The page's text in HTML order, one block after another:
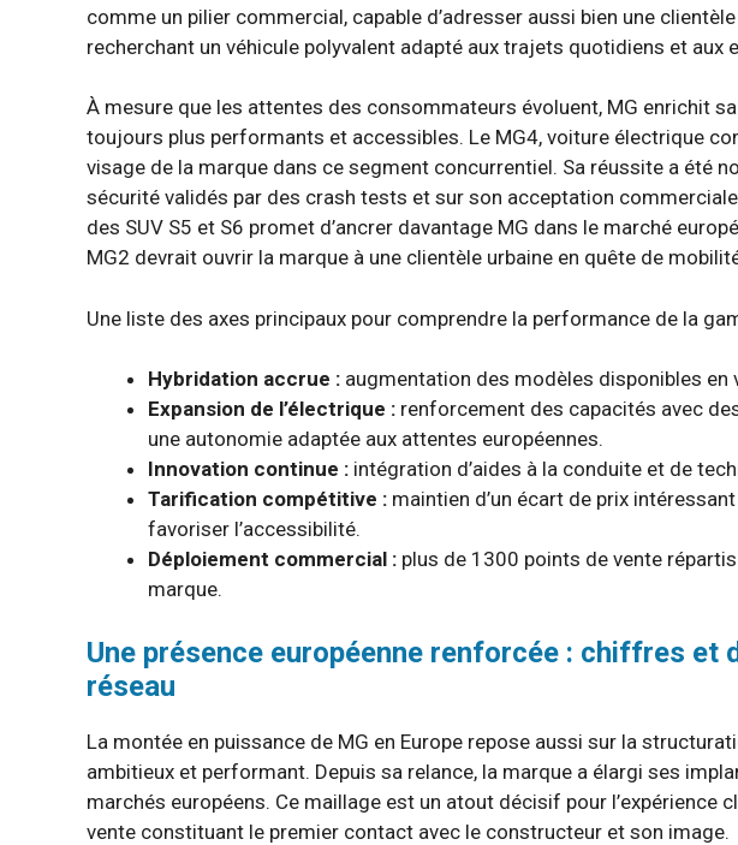
comme un pilier commercial, capable d’adresser aussi bien une
recherchant un véhicule polyvalent adapté aux trajets quotidiens et aux
À mesure que les attentes des consommateurs évoluent, MG enrichit
toujours plus performants et accessibles. Le MG4, voiture électrique
visage de la marque dans ce segment concurrentiel. Sa réussite a été
sécurité validés par des crash tests et sur son acceptation
des SUV S5 et S6 promet d’ancrer davantage MG dans le marché
MG2 devrait ouvrir la marque à une clientèle urbaine en quête de
Une liste des axes principaux pour comprendre la performance de la
Hybridation accrue : augmentation des modèles disponibles en
Expansion de l’électrique : renforcement des capacités avec
une autonomie adaptée aux attentes européennes.
Innovation continue : intégration d’aides à la conduite et de
Tarification compétitive : maintien d’un écart de prix
favoriser l’accessibilité.
Déploiement commercial : plus de 1300 points de vente
marque.
Une présence européenne renforcée : chiffres et
réseau
La montée en puissance de MG en Europe repose aussi sur la
ambitieux et performant. Depuis sa relance, la marque a élargi ses
marchés européens. Ce maillage est un atout décisif pour l’expérience
vente constituant le premier contact avec le constructeur et son image.